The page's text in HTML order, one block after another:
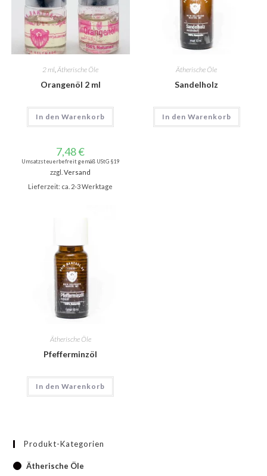
2 ml ,Ätherische Öle
Orangenöl 2 ml
In den Warenkorb
Ätherische Öle
Sandelholz
In den Warenkorb
7,48€
Umsatzsteuerbefreit gemäß UStG §19
zzgl.Versand
Lieferzeit: ca. 2-3 Werktage
Ätherische Öle
Pfefferminzöl
In den Warenkorb
Produkt-Kategorien
Ätherische Öle